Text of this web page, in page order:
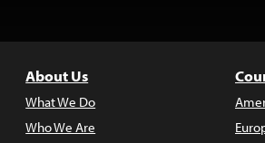
About Us
What We Do
Who We Are